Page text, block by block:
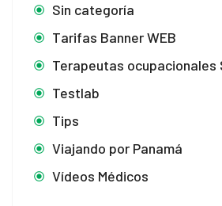
escort
Sin categoría
Tarifas Banner WEB
Terapeutas ocupacionales
Testlab
Tips
Viajando por Panamá
Vídeos Médicos